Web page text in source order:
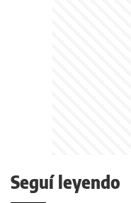
Seguí leyendo